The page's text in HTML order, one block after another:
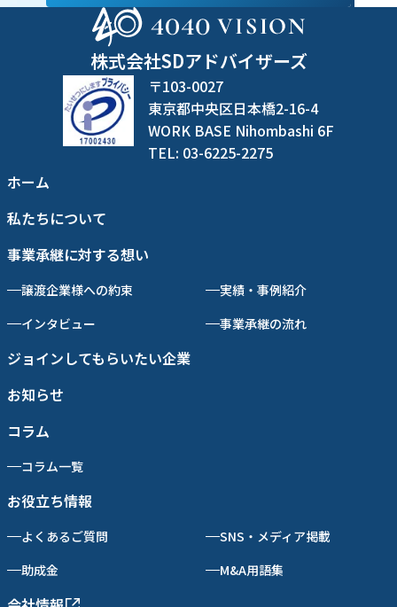
株式会社SDアドバイザーズ
〒103-0027
東京都中央区日本橋2-16-4
WORK BASE Nihombashi 6F
TEL: 03-6225-2275
ホーム
私たちについて
事業承継に対する想い
譲渡企業様への約束
実績・事例紹介
インタビュー
事業承継の流れ
ジョインしてもらいたい企業
お知らせ
コラム
コラム一覧
お役立ち情報
よくあるご質問
SNS・メディア掲載
助成金
M&A用語集